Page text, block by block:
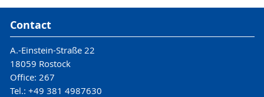
Contact
A.-Einstein-Straße 22
18059 Rostock
Office: 267
Tel.: +49 381 4987630